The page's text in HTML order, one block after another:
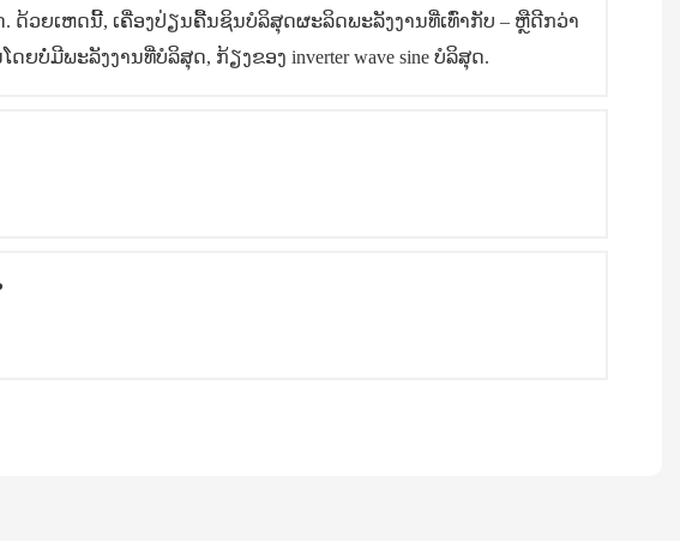
ດ້ວຍເຫດນີ້, ເຄື່ອງປ່ຽນຄື້ນຊິນບໍລິສຸດຜະລິດພະລັງງານທີ່ເທົ່າກັບ – ຫຼືດີກວ່າ
ບໍ່ມີພະລັງງານທີ່ບໍລິສຸດ, ກ້ຽງຂອງ inverter wave sine ບໍລິສຸດ.